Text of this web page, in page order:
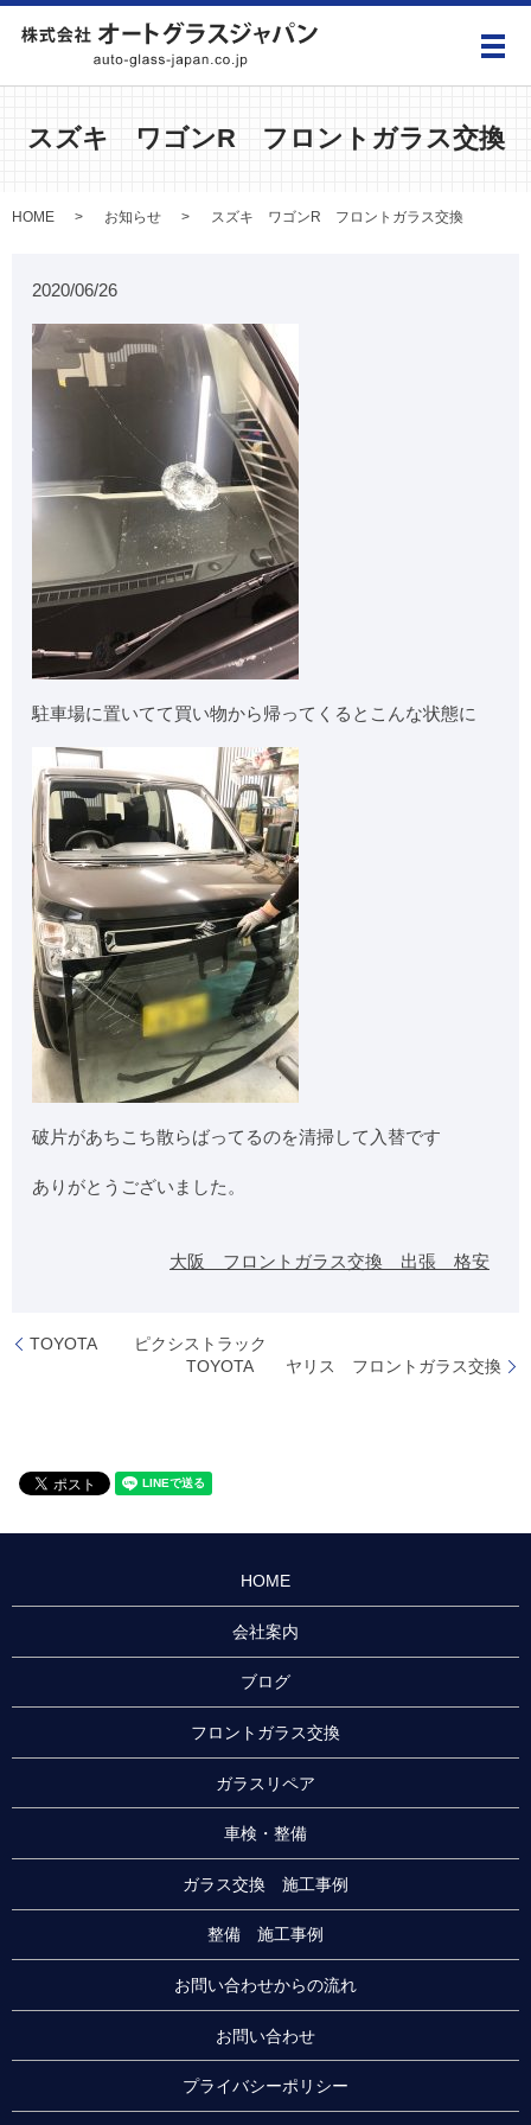
メ
スズキ ワゴンR フロントガラス交換
HOME お知らせ スズキ ワゴンR フロントガラス交換
2020/06/26
駐車場に置いてて買い物から帰ってくるとこんな状態に
破片があちこち散らばってるのを清掃して入替です
ありがとうございました。
大阪 フロントガラス交換 出張 格安
TOYOTA ピクシストラック
TOYOTA ヤリス フロントガラス交換
HOME
会社案内
ブログ
フロントガラス交換
ガラスリペア
車検・整備
ガラス交換 施工事例
整備 施工事例
お問い合わせからの流れ
お問い合わせ
プライバシーポリシー